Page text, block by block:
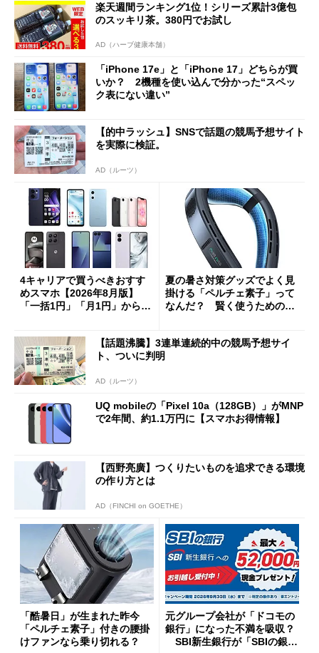
楽天週間ランキング1位！シリーズ累計3億包
のスッキリ茶。380円でお試し
AD（ハーブ健康本舗）
「iPhone 17e」と「iPhone 17」どちらが買
いか？ 2機種を使い込んで分かった“スペッ
ク表にない違い”
【的中ラッシュ】SNSで話題の競馬予想サイト
を実際に検証。
AD（ルーツ）
4キャリアで買うべきおすす
めスマホ【2026年8月版】
「一括1円」「月1円」からお
夏の暑さ対策グッズでよく見
掛ける「ペルチェ素子」って
なんだ？ 賢く使うための注
【話題沸騰】3連単連続的中の競馬予想サイ
ト、ついに判明
AD（ルーツ）
UQ mobileの「Pixel 10a（128GB）」がMNP
で2年間、約1.1万円に【スマホお得情報】
【西野亮廣】つくりたいものを追求できる環境
の作り方とは
AD（FINCHI on GOETHE）
「酷暑日」が生まれた昨今
「ペルチェ素子」付きの腰掛
けファンなら乗り切れる？
元グループ会社が「ドコモの
銀行」になった不満を吸収？
SBI新生銀行が「SBIの銀